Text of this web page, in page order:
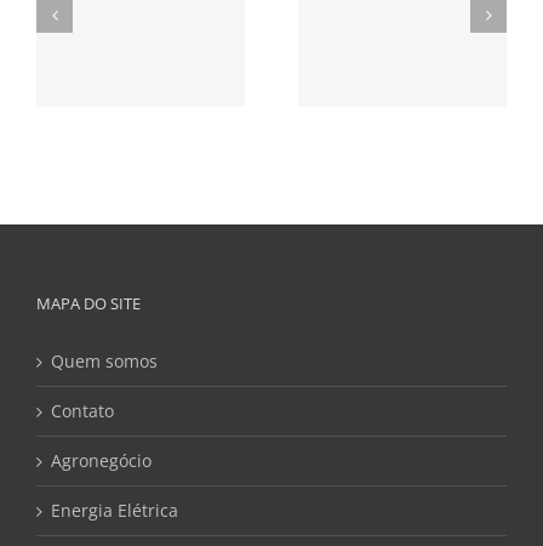
MAPA DO SITE
Quem somos
Contato
Agronegócio
Energia Elétrica